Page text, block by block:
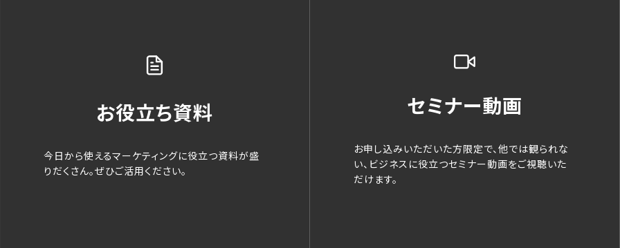
お役立ち資料
今日から使えるマーケティングに役立つ資料が盛
りだくさん。ぜひご活用ください。
セミナー動画
お申し込みいただいた方限定で、他では観られな
い、ビジネスに役立つセミナー動画をご視聴いた
だけます。